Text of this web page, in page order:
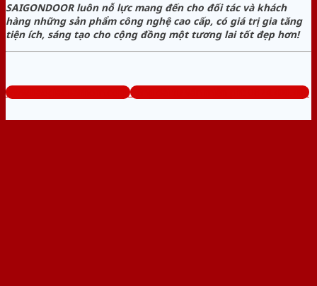
SAIGONDOOR luôn nỗ lực mang đến cho đối tác và khách
hàng những sản phẩm công nghệ cao cấp, có giá trị gia tăng
tiện ích, sáng tạo cho cộng đồng một tương lai tốt đẹp hơn!
www.baogiacuanhom.com Tổng đài tư vấn miễn phí: 0824.400.400